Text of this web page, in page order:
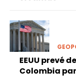
EEUU prevé
Colombia